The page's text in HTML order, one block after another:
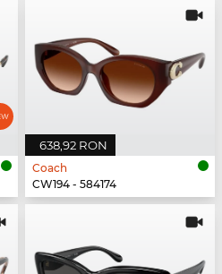
638,92 RON
Coach
CW194 - 584174